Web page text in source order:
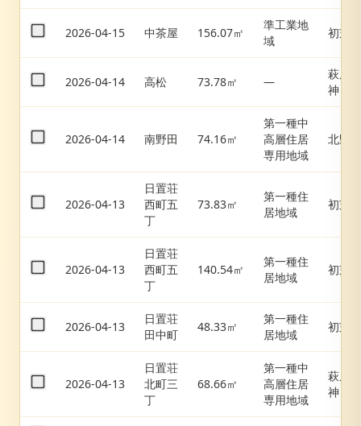
2026-04-15 中茶屋 156.07㎡
準工業地
域
初芝
2026-04-14 高松 73.78㎡ —
萩原天
神
2026-04-14 南野田 74.16㎡
第一種中
高層住居
専用地域
北野田
2026-04-13
日置荘
西町五
丁
73.83㎡
第一種住
居地域
初芝
2026-04-13
日置荘
西町五
丁
140.54㎡
第一種住
居地域
初芝
2026-04-13
日置荘
田中町
48.33㎡
第一種住
居地域
初芝
2026-04-13
日置荘
北町三
丁
68.66㎡
第一種中
高層住居
専用地域
萩原天
神